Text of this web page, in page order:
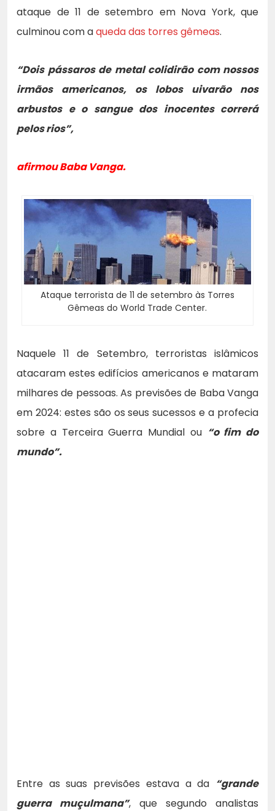
ataque de 11 de setembro em Nova York, que
culminou com aqueda das torres gêmeas.
“Dois pássaros de metal colidirão com nossos
irmãos americanos, os lobos uivarão nos
arbustos e o sangue dos inocentes correrá
pelos rios”,
afirmou Baba Vanga.
Ataque terrorista de 11 de setembro às Torres
Gêmeas do World Trade Center.
Naquele 11 de Setembro, terroristas islâmicos
atacaram estes edifícios americanos e mataram
milhares de pessoas. As previsões de Baba Vanga
em 2024: estes são os seus sucessos e a profecia
sobre a Terceira Guerra Mundial ou “o fim do
mundo”.
Entre as suas previsões estava a da “grande
guerra muçulmana”, que segundo analistas